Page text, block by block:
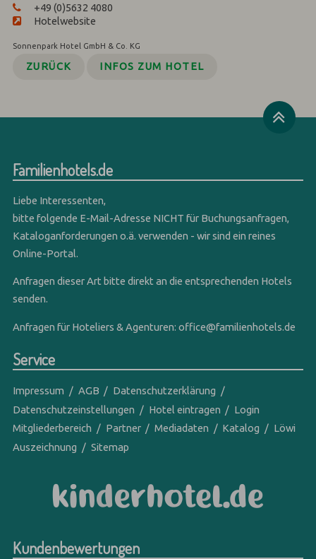
+49 (0)5632 4080
Hotelwebsite
Sonnenpark Hotel GmbH & Co. KG
ZURÜCK INFOS ZUM HOTEL
Familienhotels.de
Liebe Interessenten,
bitte folgende E-Mail-Adresse NICHT für Buchungsanfragen,
Kataloganforderungen o.ä. verwenden - wir sind ein reines
Online-Portal.
Anfragen dieser Art bitte direkt an die entsprechenden Hotels
senden.
Anfragen für Hoteliers & Agenturen:office@familienhotels.de
Service
Impressum AGB
Datenschutzerklärung
Datenschutzeinstellungen
Hotel eintragen
Login
Mitgliederbereich
Partner Mediadaten Katalog
Löwi
Auszeichnung
Sitemap
Kundenbewertungen